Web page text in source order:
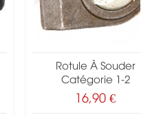
Rotule À Souder
Catégorie 1-2
16,90 €